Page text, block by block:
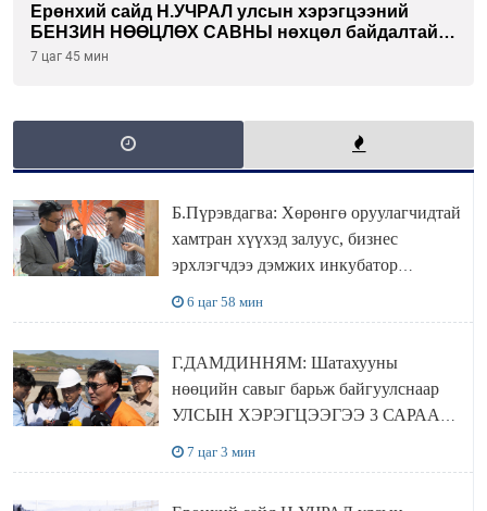
Ерөнхий сайд Н.УЧРАЛ улсын хэрэгцээний
БЕНЗИН НӨӨЦЛӨХ САВНЫ нөхцөл байдалтай
танилцлаа
7 цаг 45 мин
Б.Пүрэвдагва: Хөрөнгө оруулагчидтай
хамтран хүүхэд залуус, бизнес
эрхлэгчдээ дэмжих инкубатор
6 цаг 58 мин
Г.ДАМДИННЯМ: Шатахууны
нөөцийн савыг барьж байгуулснаар
УЛСЫН ХЭРЭГЦЭЭГЭЭ 3 САРААР
7 цаг 3 мин